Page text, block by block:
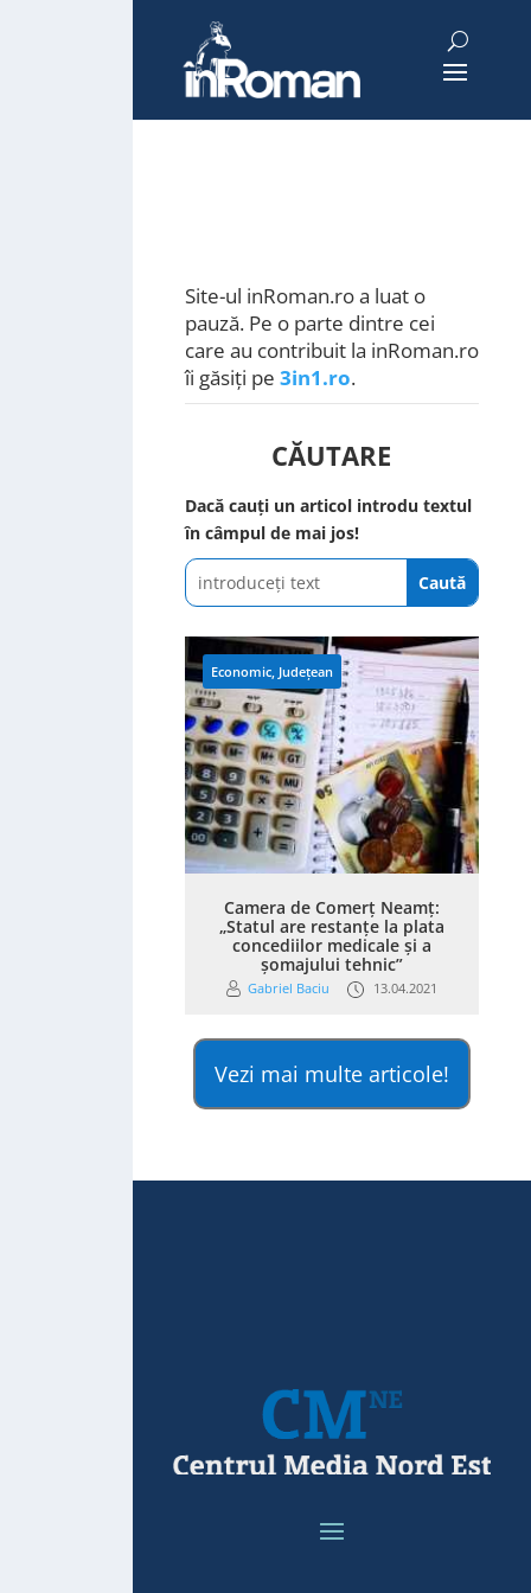
Site-ul inRoman.ro a luat o
pauză. Pe o parte dintre cei
care au contribuit la inRoman.ro
îi găsiți pe 3in1.ro.
CĂUTARE
Dacă cauți un articol introdu textul
în câmpul de mai jos!
Economic, Județean
Camera de Comerț Neamț:
„Statul are restanțe la plata
concediilor medicale și a
șomajului tehnic”
Gabriel Baciu 13.04.2021
Vezi mai multe articole!